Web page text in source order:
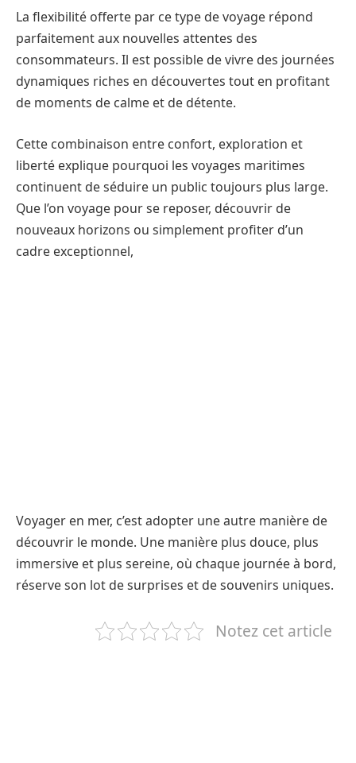
La flexibilité offerte par ce type de voyage répond
parfaitement aux nouvelles attentes des
consommateurs. Il est possible de vivre des journées
dynamiques riches en découvertes tout en profitant
de moments de calme et de détente.
Cette combinaison entre confort, exploration et
liberté explique pourquoi les voyages maritimes
continuent de séduire un public toujours plus large.
Que l’on voyage pour se reposer, découvrir de
nouveaux horizons ou simplement profiter d’un
cadre exceptionnel,
Voyager en mer, c’est adopter une autre manière de
découvrir le monde. Une manière plus douce, plus
immersive et plus sereine, où chaque journée à bord,
réserve son lot de surprises et de souvenirs uniques.
Notez cet article